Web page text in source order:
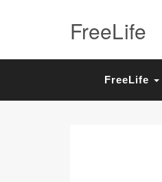
FreeLife
FreeLife